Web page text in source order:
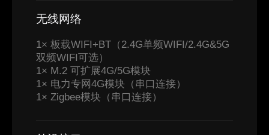
无线网络
1× 板载WIFI+BT（2.4G单频WIFI/2.4G&5G
双频WIFI可选）
1× M.2 可扩展4G/5G模块
1× 电力专网4G模块（串口连接）
1× Zigbee模块（串口连接）